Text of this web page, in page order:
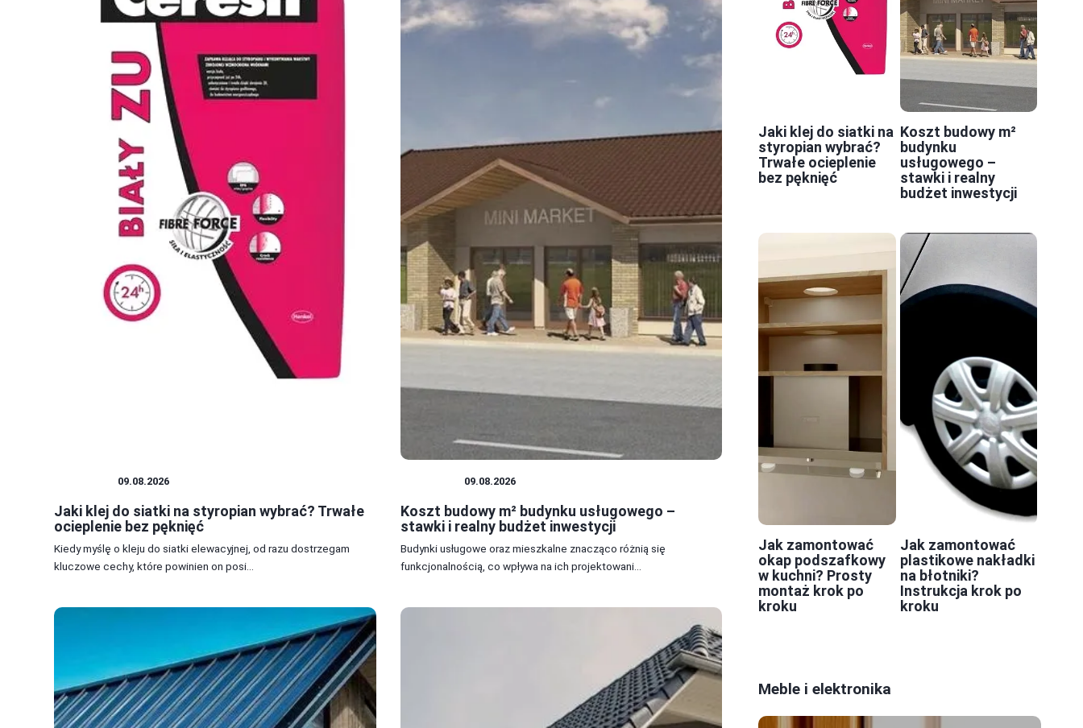
09.08.2026
Jaki klej do siatki na styropian wybrać? Trwałe
ocieplenie bez pęknięć
Kiedy myślę o kleju do siatki elewacyjnej, od razu dostrzegam
kluczowe cechy, które powinien on posi...
09.08.2026
Koszt budowy m² budynku usługowego –
stawki i realny budżet inwestycji
Budynki usługowe oraz mieszkalne znacząco różnią się
funkcjonalnością, co wpływa na ich projektowani...
Jaki klej do siatki na
styropian wybrać?
Trwałe ocieplenie
bez pęknięć
Koszt budowy m²
budynku
usługowego –
stawki i realny
budżet inwestycji
Jak zamontować
okap podszafkowy
w kuchni? Prosty
montaż krok po
kroku
Jak zamontować
plastikowe nakładki
na błotniki?
Instrukcja krok po
kroku
Meble i elektronika